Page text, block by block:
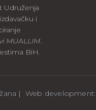
Udruženja
i
MUALLIM.
BiH.
| Web development: